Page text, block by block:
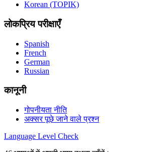
Korean (TOPIK)
लोकप्रिय परीक्षाएँ
Spanish
French
German
Russian
कानूनी
गोपनीयता नीति
अक्सर पूछे जाने वाले प्रश्न
Language Level Check